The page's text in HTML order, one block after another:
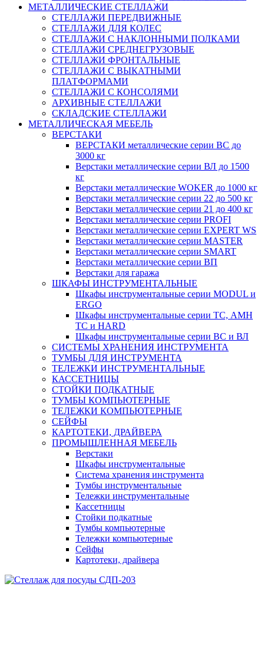
МЕТАЛЛИЧЕСКИЕ СТЕЛЛАЖИ
СТЕЛЛАЖИ ПЕРЕДВИЖНЫЕ
СТЕЛЛАЖИ ДЛЯ КОЛЕС
СТЕЛЛАЖИ С НАКЛОННЫМИ ПОЛКАМИ
СТЕЛЛАЖИ СРЕДНЕГРУЗОВЫЕ
СТЕЛЛАЖИ ФРОНТАЛЬНЫЕ
СТЕЛЛАЖИ С ВЫКАТНЫМИ
ПЛАТФОРМАМИ
СТЕЛЛАЖИ С КОНСОЛЯМИ
АРХИВНЫЕ СТЕЛЛАЖИ
СКЛАДСКИЕ СТЕЛЛАЖИ
МЕТАЛЛИЧЕСКАЯ МЕБЕЛЬ
ВЕРСТАКИ
ВЕРСТАКИ металлические серии ВС до
3000 кг
Верстаки металлические серии ВЛ до 1500
кг
Верстаки металлические WOKER до 1000 кг
Верстаки металлические серии 22 до 500 кг
Верстаки металлические серии 21 до 400 кг
Верстаки металлические серии PROFI
Верстаки металлические серии EXPERT WS
Верстаки металлические серии MASTER
Верстаки металлические серии SMART
Верстаки металлические серии ВП
Верстаки для гаража
ШКАФЫ ИНСТРУМЕНТАЛЬНЫЕ
Шкафы инструментальные серии MODUL и
ERGO
Шкафы инструментальные серии ТС, АМН
ТС и HARD
Шкафы инструментальные серии ВС и ВЛ
СИСТЕМЫ ХРАНЕНИЯ ИНСТРУМЕНТА
ТУМБЫ ДЛЯ ИНСТРУМЕНТА
ТЕЛЕЖКИ ИНСТРУМЕНТАЛЬНЫЕ
КАССЕТНИЦЫ
СТОЙКИ ПОДКАТНЫЕ
ТУМБЫ КОМПЬЮТЕРНЫЕ
ТЕЛЕЖКИ КОМПЬЮТЕРНЫЕ
СЕЙФЫ
КАРТОТЕКИ, ДРАЙВЕРА
ПРОМЫШЛЕННАЯ МЕБЕЛЬ
Верстаки
Шкафы инструментальные
Система хранения инструмента
Тумбы инструментальные
Тележки инструментальные
Кассетницы
Стойки подкатные
Тумбы компьютерные
Тележки компьютерные
Сейфы
Картотеки, драйвера